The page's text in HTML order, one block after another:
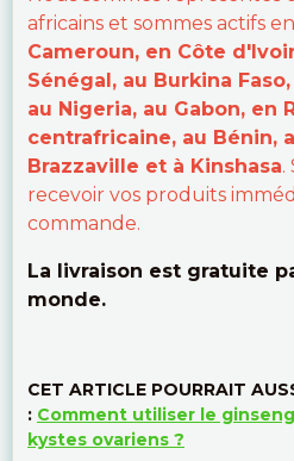
africains et sommes actifs en
Cameroun, en Côte
Sénégal, au Burkina
au Nigeria, au Gabon, en
centrafricaine, au Bénin,
Brazzaville et à Kinshasa.
recevoir vos produits
commande.
La livraison est gratuite
monde.
CET ARTICLE POURRAIT
: Comment utiliser le
kystes ovariens ?